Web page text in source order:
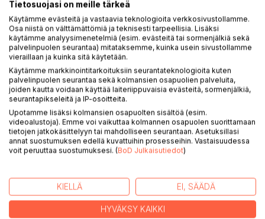
KUVAUS
Ohdakemaa- sarjan kuudes osa, Narrinpoika ja
luopioprinssi, kertoo mitä Cardusian valtakunnassa on
tapahtunut sen jälkeen kun kuningas Willef luovutti kruunun
Rodolf Roweninpojalle, ja uusi sukupolvi on syntynyt ja
varttumassa aikuiseksi. Argillan valtakunta on ajautumassa
hoviväen keskuudessa pesii tyytymättömyyttä. Kun osa
kansasta alkaa kapinoida, Molcavarathian kuningatar
Mormessa näkee tilaisuutensa ja iskee Cardusian
kuningashuoneen heikkoon kohtaan; kruununprinssi Rowen
Tietosuojasi on meille tärkeä
Käytämme evästeitä ja vastaavia teknologioita verkkosivustollamme.
Osa niistä on välttämättömiä ja teknisesti tarpeellisia. Lisäksi
käytämme analyysimenetelmiä (esim. evästeitä tai sormenjälkiä sekä
palvelinpuolen seurantaa) mitataksemme, kuinka usein sivustollamme
vieraillaan ja kuinka sitä käytetään.
Käytämme markkinointitarkoituksiin seurantateknologioita kuten
palvelinpuolen seurantaa sekä kolmansien osapuolien palveluita,
joiden kautta voidaan käyttää laiteriippuvaisia evästeitä, sormenjälkiä,
seurantapikseleitä ja IP-osoitteita.
Upotamme lisäksi kolmansien osapuolten sisältöä (esim.
videoalustoja). Emme voi vaikuttaa kolmannen osapuolen suorittamaan
tietojen jatkokäsittelyyn tai mahdolliseen seurantaan. Asetuksillasi
annat suostumuksen edellä kuvattuihin prosesseihin. Vastaisuudessa
voit peruuttaa suostumuksesi. (BoD Julkaisutiedot)
KIELLÄ EI, SÄÄDÄ
HYVÄKSY KAIKKI